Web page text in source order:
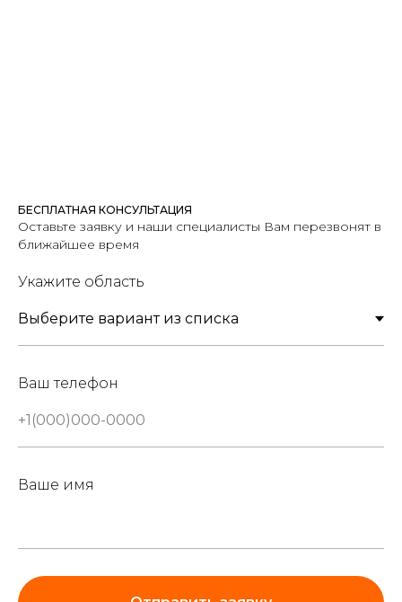
БЕСПЛАТНАЯ КОНСУЛЬТАЦИЯ
Оставьте заявку и наши специалисты Вам перезвонят в
ближайшее время
Укажите область
Ваш телефон
Ваше имя